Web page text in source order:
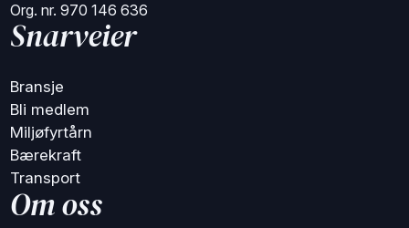
Org. nr. 970 146 636
Snarveier
Bransje
Bli medlem
Miljøfyrtårn
Bærekraft
Transport
Om oss